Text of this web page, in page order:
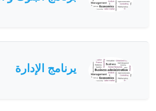
يرنامج الإدارة